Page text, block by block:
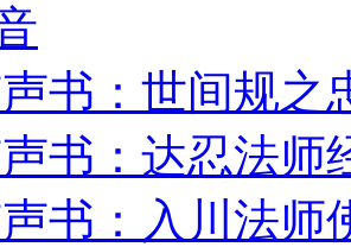
书：世间规
书：达忍法师
书：入川法师